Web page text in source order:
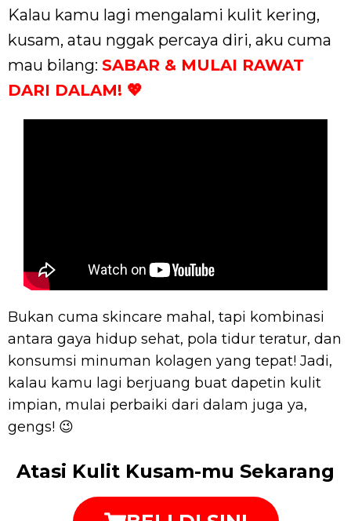
Kalau kamu lagi mengalami kulit kering,
kusam, atau nggak percaya diri, aku cuma
mau bilang: SABAR & MULAI RAWAT
DARI DALAM! 💖
Bukan cuma skincare mahal, tapi kombinasi
antara gaya hidup sehat, pola tidur teratur, dan
konsumsi minuman kolagen yang tepat! Jadi,
kalau kamu lagi berjuang buat dapetin kulit
impian, mulai perbaiki dari dalam juga ya,
gengs! 😉
Atasi Kulit Kusam-mu Sekarang